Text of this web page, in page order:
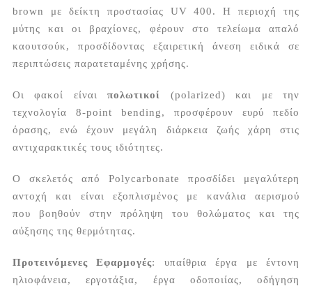
brown με δείκτη προστασίας UV 400. Η περιοχή της
μύτης και οι βραχίονες, φέρουν στο τελείωμα απαλό
καουτσούκ, προσδίδοντας εξαιρετική άνεση ειδικά σε
περιπτώσεις παρατεταμένης χρήσης.
Οι φακοί είναιπολωτικοί
(polarized) και με την
τεχνολογία 8-point bending, προσφέρουν ευρύ πεδίο
όρασης, ενώ έχουν μεγάλη διάρκεια ζωής χάρη στις
αντιχαρακτικές τους ιδιότητες.
Ο σκελετός από Polycarbonate προσδίδει μεγαλύτερη
αντοχή και είναι εξοπλισμένος με κανάλια αερισμού
που βοηθούν στην πρόληψη του θολώματος και της
αύξησης της θερμότητας.
Προτεινόμενες Εφαρμογές: υπαίθρια έργα με έντονη
ηλιοφάνεια, εργοτάξια, έργα οδοποιίας, οδήγηση